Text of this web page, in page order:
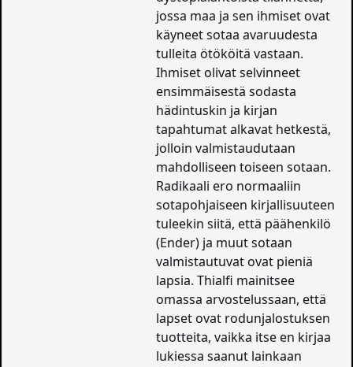
jossa maa ja sen ihmiset ovat
käyneet sotaa avaruudesta
tulleita ötököitä vastaan.
Ihmiset olivat selvinneet
ensimmäisestä sodasta
hädintuskin ja kirjan
tapahtumat alkavat hetkestä,
jolloin valmistaudutaan
mahdolliseen toiseen sotaan.
Radikaali ero normaaliin
sotapohjaiseen kirjallisuuteen
tuleekin siitä, että päähenkilö
(Ender) ja muut sotaan
valmistautuvat ovat pieniä
lapsia. Thialfi mainitsee
omassa arvostelussaan, että
lapset ovat rodunjalostuksen
tuotteita, vaikka itse en kirjaa
lukiessa saanut lainkaan